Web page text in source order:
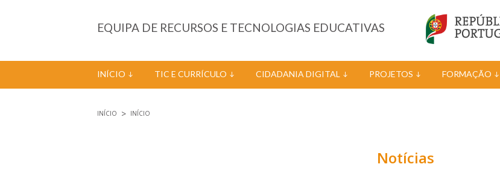
EQUIPA DE RECURSOS E TECNOLOGIAS EDUCATIVAS
INÍCIO TIC E CURRÍCULO CIDADANIA DIGITAL PROJETOS FORMAÇÃO
INÍCIO INÍCIO
Notícias